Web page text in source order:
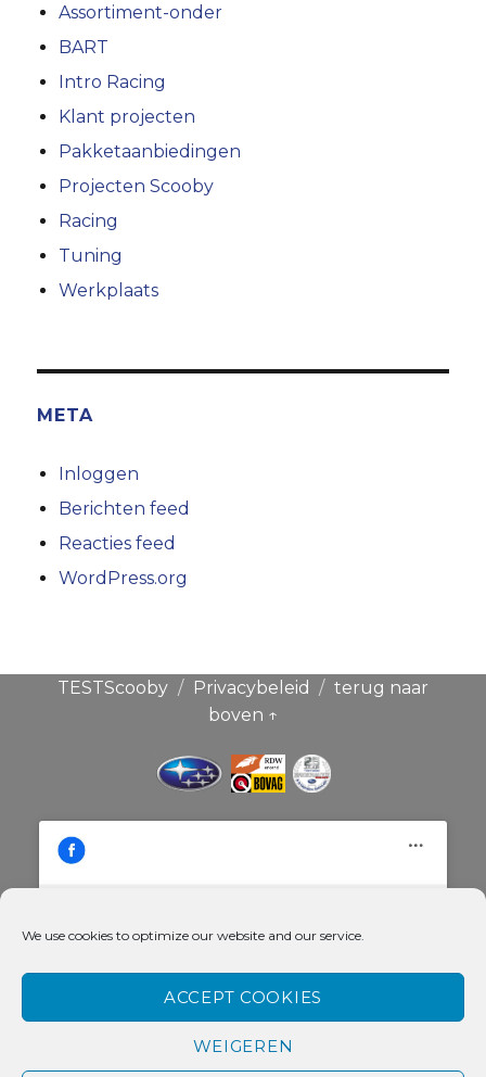
We use cookies to optimize our website and our service.
ACCEPT COOKIES
WEIGEREN
Assortiment-onder
BART
Intro Racing
Klant projecten
Pakketaanbiedingen
Projecten Scooby
Racing
Tuning
Werkplaats
META
Inloggen
Berichten feed
Reacties feed
WordPress.org
TESTScooby Privacybeleid
terug naar
boven ↑
Broekauto & Scoobysport®
dienst te accepteren